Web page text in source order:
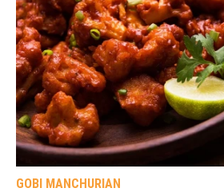
GOBI MANCHURIAN